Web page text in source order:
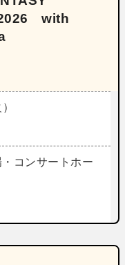
with
コンサートホー